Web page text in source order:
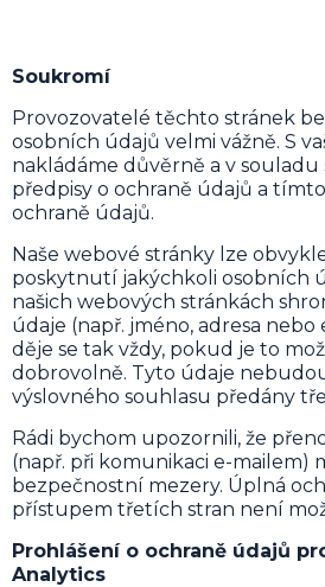
Soukromí
Provozovatelé těchto stránek
osobních údajů velmi vážně. S
nakládáme důvěrně a v souladu
předpisy o ochraně údajů a
ochraně údajů.
Naše webové stránky lze
poskytnutí jakýchkoli osobních
našich webových stránkách
údaje (např. jméno, adresa nebo
děje se tak vždy, pokud je to
dobrovolně. Tyto údaje
výslovného souhlasu předány
Rádi bychom upozornili, že
(např. při komunikaci e-mailem)
bezpečnostní mezery. Úplná
přístupem třetích stran není
Prohlášení o ochraně údajů
Analytics